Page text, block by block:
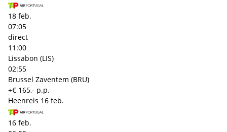
18 feb.
07:05
direct
11:00
Lissabon (LIS)
02:55
Brussel Zaventem (BRU)
+€ 165,- p.p.
Heenreis 16 feb.
16 feb.